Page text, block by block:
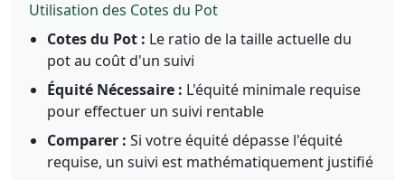
Utilisation des Cotes du Pot
Cotes du Pot : Le ratio de la taille actuelle du
pot au coût d'un suivi
Équité Nécessaire : L'équité minimale requise
pour effectuer un suivi rentable
Comparer : Si votre équité dépasse l'équité
requise, un suivi est mathématiquement justifié